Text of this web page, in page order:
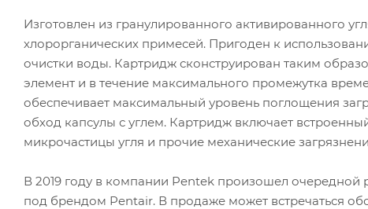
Изготовлен из гранулированного активированного
хлорорганических примесей. Пригоден к
очистки воды. Картридж сконструирован таким
элемент и в течение максимального промежутка
обеспечивает максимальный уровень поглощения
обход капсулы с углем. Картридж включает
микрочастицы угля и прочие механические
В 2019 году в компании Pentek произошел
под брендом Pentair. В продаже может встречаться